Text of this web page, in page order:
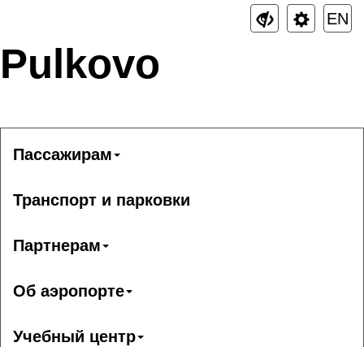
EN
Pulkovo
Пассажирам
Транспорт и парковки
Партнерам
Об аэропорте
Учебный центр